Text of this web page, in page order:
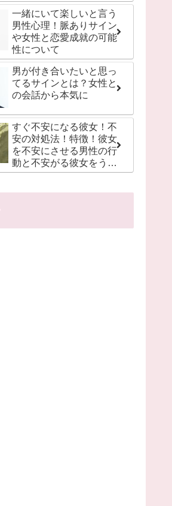
一緒にいて楽しいと言う
男性心理！脈ありサイン
や女性と恋愛成就の可能
性について
男が付き合いたいと思っ
てるサインとは？女性と
の会話から本気に
すぐ不安になる彼女！不
安の対処法！特徴！彼女
を不安にさせる男性の行
動と不安がる彼女をうざ
いと感じる理由について